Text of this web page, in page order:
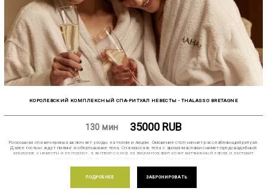
КОРОЛЕВСКИЙ КОМПЛЕКСНЫЙ СПА-РИТУАЛ НЕВЕСТЫ - THALASSO BRETAGNE
130 мин 35000 RUB
Роскошная спа-вечеринка включает уходы за телом и лицом. Омовение стоп начнет расслабляющий ритуал.
Далее гостью ждут пилинг и обертывание тела. Спа-массаж тела с арома-маслами снимет предсвадебный
мандраж у невесты и ее подруг, а экспресс-уход за лицом подарит коже витаминный заряд и заставит
ПОДРОБНЕЕ ЗАБРОНИРОВАТЬ